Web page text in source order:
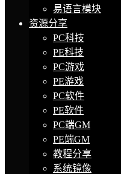
易语言模块
资源分享
PC科技
PE科技
PC游戏
PE游戏
PC软件
PE软件
PC端GM
PE端GM
教程分享
系统镜像